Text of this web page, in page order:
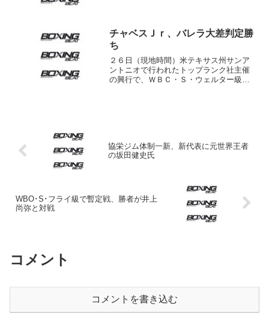
視界を遮られた梅津がラフ...
チャベスＪｒ、バレラ大差判定勝
ち
２６日（現地時間）米テキサス州サンア
ントニオで行われたトップランク社主催
の興行で、ＷＢＣ・Ｓ・ウェルター級１
協栄ジム体制一新、新代表に元世界王者
の坂田健史氏
WBO･S･フライ級で暫定戦、勝者が井上
尚弥と対戦
コメント
コメントを書き込む